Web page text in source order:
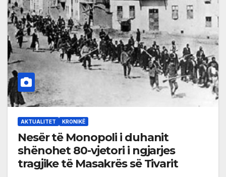
AKTUALITET KRONIKË
Nesër të Monopoli i duhanit
shënohet 80-vjetori i ngjarjes
tragjike të Masakrës së Tivarit